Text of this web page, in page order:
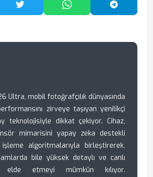
Paylaş
Twitter'da PaylaşWhatsApp'ta Paylaş
Ultra, mobil fotoğrafçılık dünyasında
zirveye taşıyan yenilikçi
teknolojisiyle dikkat çekiyor. Cihaz,
mimarisini yapay zeka destekli
algoritmalarıyla birleştirerek,
bile yüksek detaylı ve canlı
elde etmeyi mümkün kılıyor.